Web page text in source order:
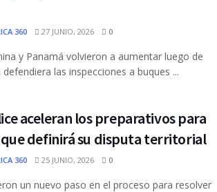
360 27 JUNIO, 2026 0
y Panamá volvieron a aumentar luego de
las inspecciones a buques ...
aceleran los preparativos para
definirá su disputa territorial
360 25 JUNIO, 2026 0
un nuevo paso en el proceso para resolver